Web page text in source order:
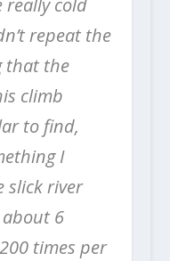
really cold
repeat the
that the
climb
to find,
I
slick river
about 6
times per